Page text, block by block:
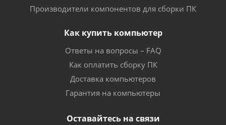
Производители компонентов для сборки ПК
Как купить компьютер
Ответы на вопросы – FAQ
Как оплатить сборку ПК
Доставка компьютеров
Гарантия на компьютеры
Оставайтесь на связи